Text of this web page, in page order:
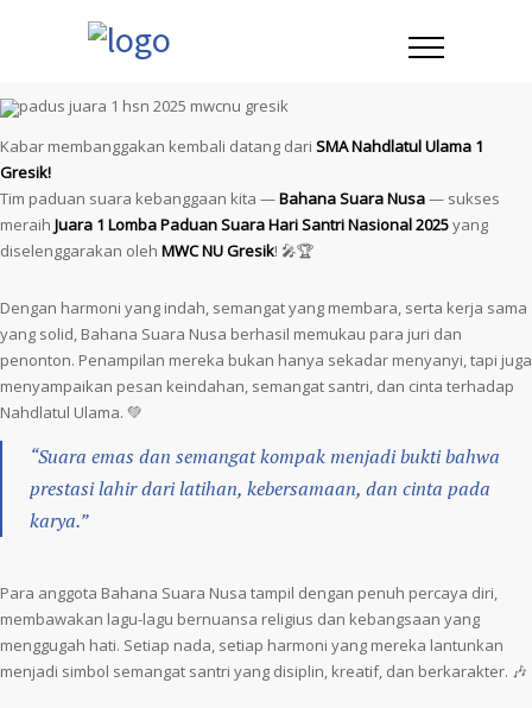
Kabar membanggakan kembali datang dari SMA Nahdlatul Ulama 1
Gresik!
Tim paduan suara kebanggaan kita —Bahana Suara Nusa— sukses
meraih Juara 1 Lomba Paduan Suara Hari Santri Nasional 2025yang
diselenggarakan oleh MWC NU Gresik! 🎤🏆
Dengan harmoni yang indah, semangat yang membara, serta kerja sama
yang solid, Bahana Suara Nusa berhasil memukau para juri dan
penonton. Penampilan mereka bukan hanya sekadar menyanyi, tapi juga
menyampaikan pesan keindahan, semangat santri, dan cinta terhadap
Nahdlatul Ulama. 💚
“Suara emas dan semangat kompak menjadi bukti bahwa
prestasi lahir dari latihan, kebersamaan, dan cinta pada
karya.”
Para anggota Bahana Suara Nusa tampil dengan penuh percaya diri,
membawakan lagu-lagu bernuansa religius dan kebangsaan yang
menggugah hati. Setiap nada, setiap harmoni yang mereka lantunkan
menjadi simbol semangat santri yang disiplin, kreatif, dan berkarakter. 🎶